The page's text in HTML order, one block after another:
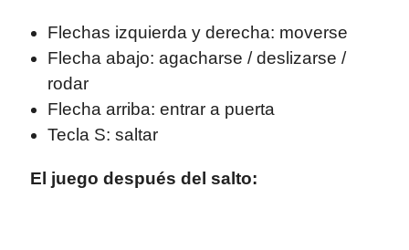
Flechas izquierda y derecha: moverse
Flecha abajo: agacharse / deslizarse /
rodar
Flecha arriba: entrar a puerta
Tecla S: saltar
El juego después del salto: